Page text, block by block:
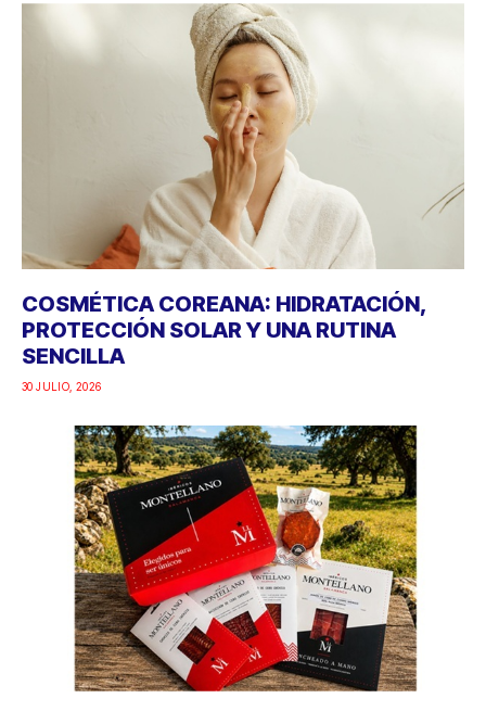
COSMÉTICA COREANA: HIDRATACIÓN,
PROTECCIÓN SOLAR Y UNA RUTINA
SENCILLA
30 JULIO, 2026